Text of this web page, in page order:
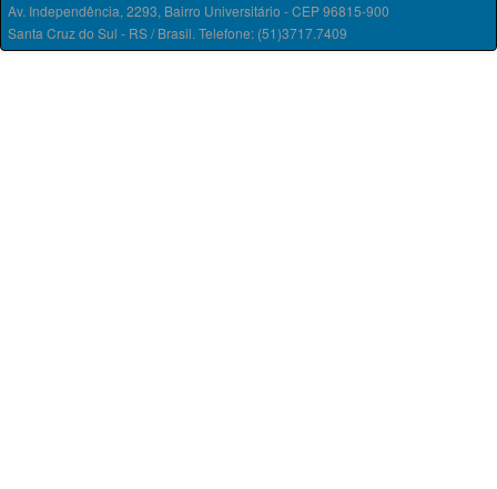
Av. Independência, 2293, Bairro Universitário - CEP 96815-900
Santa Cruz do Sul - RS / Brasil. Telefone: (51)3717.7409